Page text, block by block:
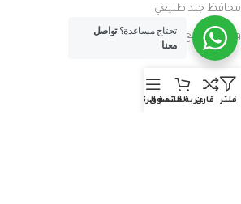
محافظ جلد طبيعي
ورش تصنيع شنط
روابط مفيدة
المدونة
فلتر قارنعربة التسوق
القائمة الرئيسية
تحتاج مساعدة؟تواصل
معنا